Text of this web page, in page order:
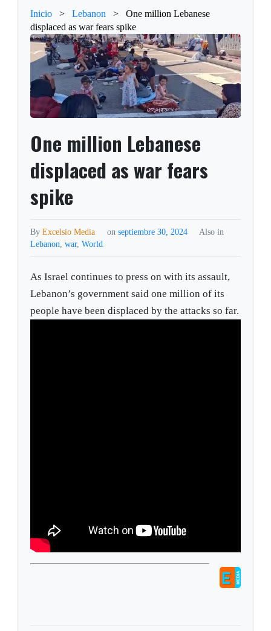
Inicio > Lebanon >
One million Lebanese
displaced as war fears spike
One million Lebanese
displaced as war fears
spike
ByExcelsio Media on septiembre 30, 2024
Also in
Lebanon,war,World
As Israel continues to press on with its assault,
Lebanon’s government said one million of its
people have been displaced by the attacks so far.